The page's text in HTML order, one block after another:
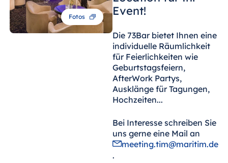
Fotos
Event!
Die 73Bar bietet Ihnen eine
individuelle Räumlichkeit
für Feierlichkeiten wie
Geburtstagsfeiern,
AfterWork Partys,
Ausklänge für Tagungen,
Hochzeiten...
Bei Interesse schreiben Sie
uns gerne eine Mail an
meeting.tim@maritim.de
.